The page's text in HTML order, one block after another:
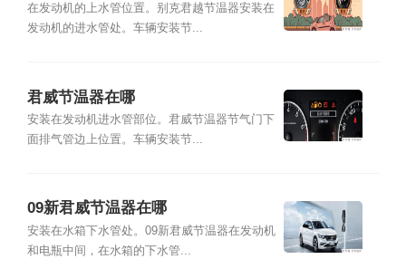
在发动机的上水管位置。别克君越节温器安装在
发动机的进水管处。车辆安装节...
君威节温器在哪
安装在发动机进水管部位。君威节温器节气门下
面排气管边上位置。车辆安装节...
09新君威节温器在哪
安装在水箱下水管处。09新君威节温器在发动机
和电瓶中间，在水箱的下水管...